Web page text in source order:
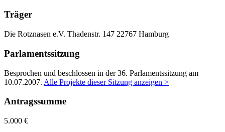
Träger
Die Rotznasen e.V. Thadenstr. 147 22767 Hamburg
Parlamentssitzung
Besprochen und beschlossen in der 36. Parlamentssitzung am
10.07.2007. Alle Projekte dieser Sitzung anzeigen >
Antragssumme
5.000 €